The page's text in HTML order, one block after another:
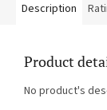
Description
Product
No product's